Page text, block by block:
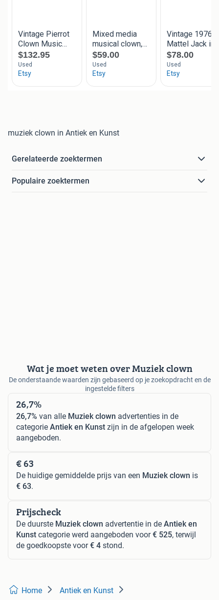
muziek clown in Antiek en Kunst
Gerelateerde zoektermen
Populaire zoektermen
Wat je moet weten over Muziek clown
De onderstaande waarden zijn gebaseerd op je zoekopdracht en de
ingestelde filters
26,7%
26,7% van alle Muziek clown advertenties in de
categorie Antiek en Kunst zijn in de afgelopen week
aangeboden.
€ 63
De huidige gemiddelde prijs van een Muziek clown is
€ 63.
Prijscheck
De duurste Muziek clown advertentie in de Antiek en
Kunst categorie werd aangeboden voor€ 525, terwijl
de goedkoopste voor€ 4 stond.
Home Antiek en Kunst